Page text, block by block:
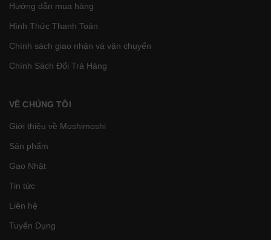
Hướng dẫn mua hàng
Hình Thức Thanh Toán
Chính sách giao nhận và vận chuyển
Chính Sách Đổi Trả Hàng
VỀ CHÚNG TÔI
Giới thiệu về Moshimoshi
Sản phẩm
Gạo Nhật
Tin tức
Liên hệ
Tuyển Dụng